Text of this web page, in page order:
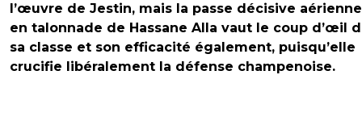
l’œuvre de Jestin, mais la passe décisive
en talonnade de Hassane Alla vaut le coup d’œil
sa classe et son efficacité également, puisqu’elle
crucifie libéralement la défense champenoise.